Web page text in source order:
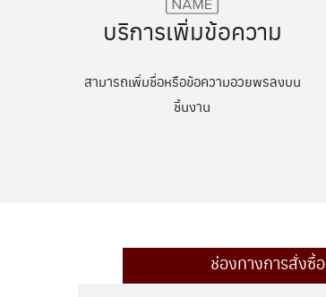
บริการเพิ่มข้อความ
สามารถเพิ่มชื่อหรือข้อความอวยพรลงบน
ชิ้นงาน
ช่องทางการสั่งซื้อ